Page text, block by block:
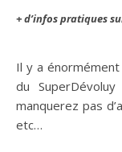
+ d’infos pratiques
Il y a
du
manquerez pas
etc…